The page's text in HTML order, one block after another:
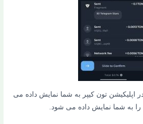
اپلیکیشن تون کیپر به شما نمایش داده می
به شما نمایش داده می شود.